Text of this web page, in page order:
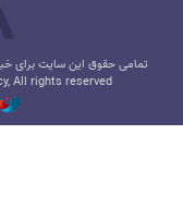
تمامی حقوق این سایت برای
All rights reserved